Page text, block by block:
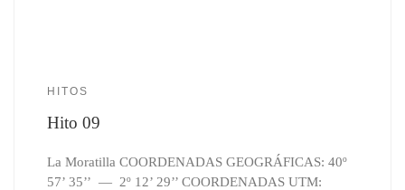
HITOS
Hito 09
La Moratilla COORDENADAS GEOGRÁFICAS: 40º
57’ 35’’ — 2º 12’ 29’’ COORDENADAS UTM: